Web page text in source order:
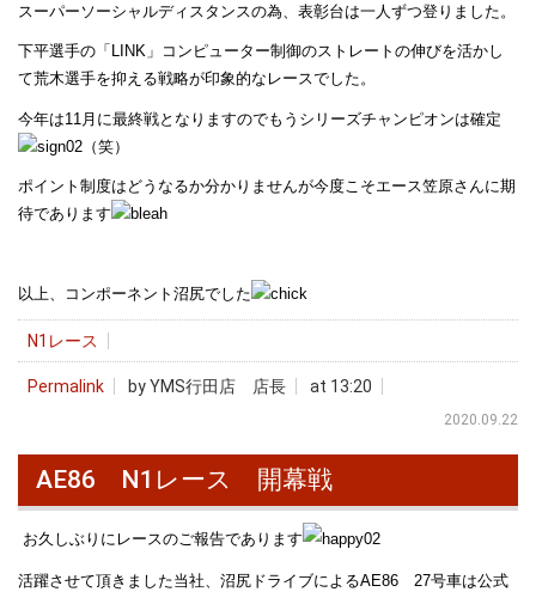
スーパーソーシャルディスタンスの為、表彰台は一人ずつ登りました。
下平選手の「LINK」コンピューター制御のストレートの伸びを活かし
て荒木選手を抑える戦略が印象的なレースでした。
今年は11月に最終戦となりますのでもうシリーズチャンピオンは確定
（笑）
ポイント制度はどうなるか分かりませんが今度こそエース笠原さんに期
待であります
以上、コンポーネント沼尻でした
N1レース
Permalink by YMS行田店 店長 at 13:20
2020.09.22
AE86 N1レース 開幕戦
お久しぶりにレースのご報告であります
活躍させて頂きました当社、沼尻ドライブによるAE86 27号車は公式